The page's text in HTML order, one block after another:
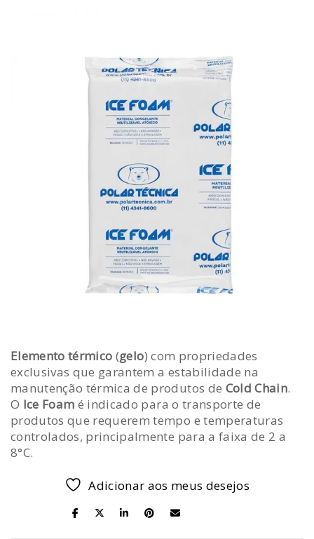
Elemento térmico (gelo) com propriedades
exclusivas que garantem a estabilidade na
manutenção térmica de produtos de Cold Chain.
O Ice Foam é indicado para o transporte de
produtos que requerem tempo e temperaturas
controlados, principalmente para a faixa de 2 a
8°C.
Adicionar aos meus desejos